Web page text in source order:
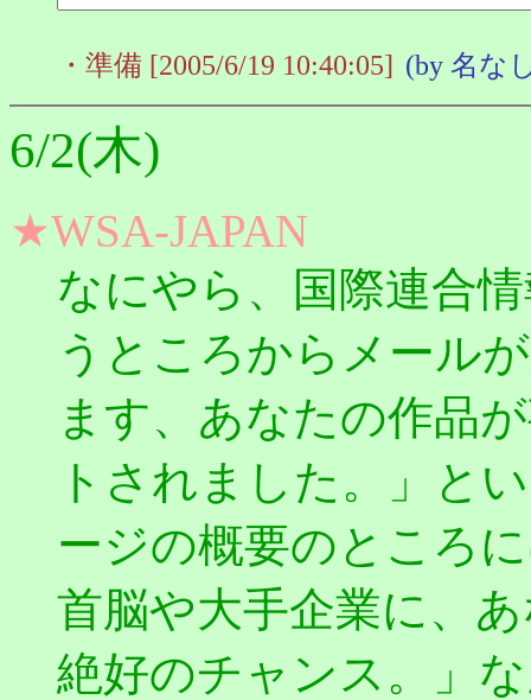
・準備 [2005/6/19 10:40:05] (by 名な
6/2(木)
★WSA-JAPAN
なにやら、国際連合
うところからメール
ます、あなたの作品
トされました。」と
ージの概要のところ
首脳や大手企業に、
絶好のチャンス。」